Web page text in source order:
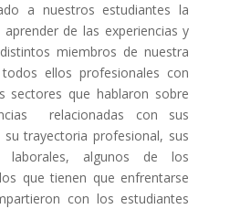
a nuestros estudiantes la
de las experiencias y
miembros de nuestra
ellos profesionales con
sectores que hablaron sobre
relacionadas con sus
su trayectoria profesional, sus
laborales, algunos de los
que tienen que enfrentarse
con los estudiantes